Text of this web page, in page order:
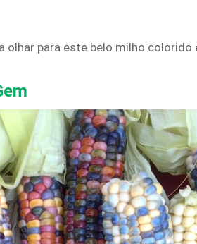
para este belo milho colorido